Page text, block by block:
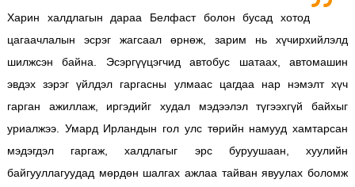
Харин халдлагын дараа Белфаст болон бусад хотод
цагаачлалын эсрэг жагсаал өрнөж, зарим нь хүчирхийлэлд
шилжсэн байна. Эсэргүүцэгчид автобус шатаах, автомашин
эвдэх зэрэг үйлдэл гаргасны улмаас цагдаа нар нэмэлт хүч
гарган ажиллаж, иргэдийг худал мэдээлэл түгээхгүй байхыг
уриалжээ. Умард Ирландын гол улс төрийн намууд хамтарсан
мэдэгдэл гаргаж, халдлагыг эрс буруушаан, хуулийн
байгууллагуудад мөрдөн шалгах ажлаа тайван явуулах боломж